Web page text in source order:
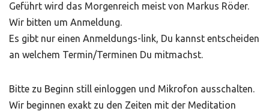
Geführt wird das Morgenreich meist von Markus Röder.
Wir bitten um Anmeldung.
Es gibt nur einen Anmeldungs-link, Du kannst entscheiden
an welchem Termin/Terminen Du mitmachst.
Bitte zu Beginn still einloggen und Mikrofon ausschalten.
Wir beginnen exakt zu den Zeiten mit der Meditation